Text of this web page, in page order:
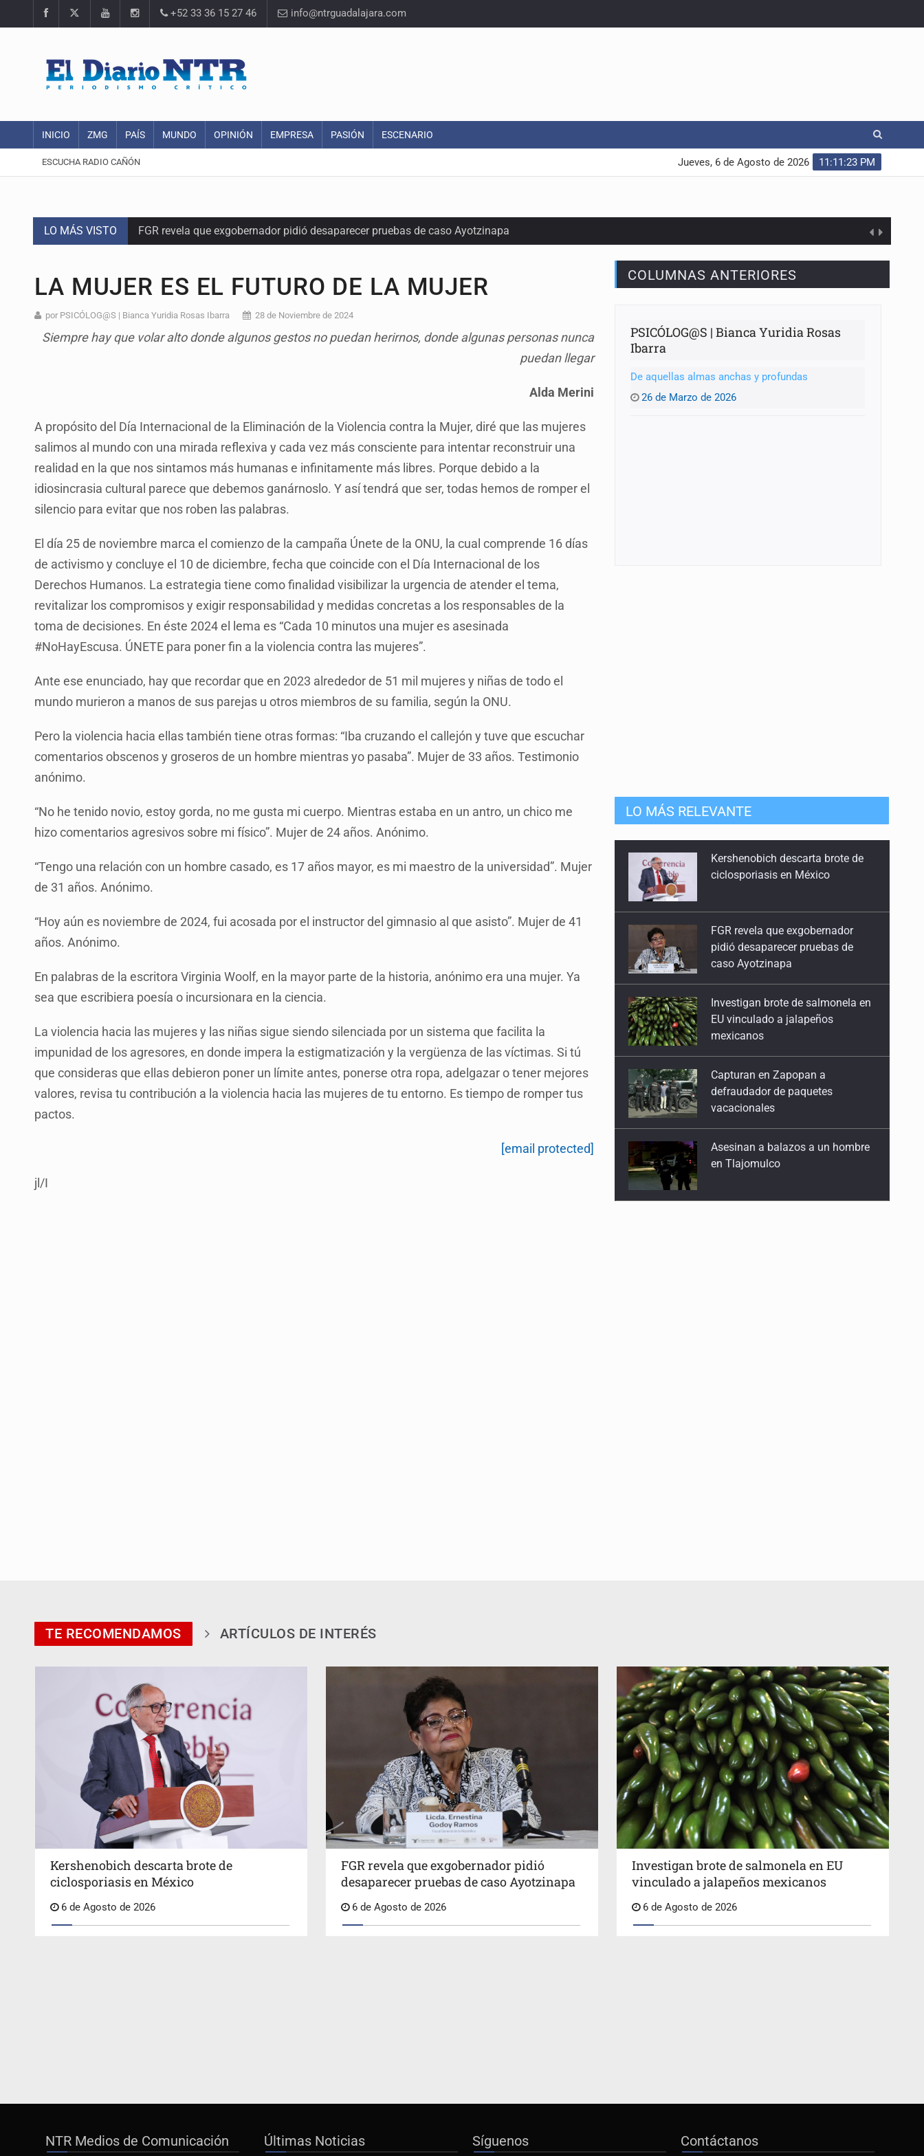
+52 33 36 15 27 46 info@ntrguadalajara.com
INICIO ZMG PAÍS MUNDO OPINIÓN EMPRESA PASIÓN ESCENARIO
ESCUCHA RADIO CAÑÓN 11:11:23 PM
Jueves, 6 de Agosto de 2026
LO MÁS VISTO FGR revela que exgobernador pidió desaparecer pruebas de caso Ayotzinapa
Adulto mayor pierde la vida en incendio de una vivienda en Oblatos
Asesinan a balazos a un hombre en calles de El Salto
Jalisco mantiene la búsqueda de 21 adolescentes desaparecidos durante julio
Desarticulan en Cataluña célula del CJNG y decomisan 2.5 toneladas de metanfetamina
Fallece monseñor Carlos Garfias Merlos, arzobispo emérito de Morelia
LA MUJER ES EL FUTURO DE LA MUJER
por PSICÓLOG@S | Bianca Yuridia Rosas Ibarra 28 de Noviembre de 2024
Siempre hay que volar alto donde algunos gestos no puedan herirnos, donde algunas personas nunca
puedan llegar
Alda Merini
A propósito del Día Internacional de la Eliminación de la Violencia contra la Mujer, diré que las mujeres
salimos al mundo con una mirada reflexiva y cada vez más consciente para intentar reconstruir una
realidad en la que nos sintamos más humanas e infinitamente más libres. Porque debido a la
idiosincrasia cultural parece que debemos ganárnoslo. Y así tendrá que ser, todas hemos de romper el
silencio para evitar que nos roben las palabras.
El día 25 de noviembre marca el comienzo de la campaña Únete de la ONU, la cual comprende 16 días
de activismo y concluye el 10 de diciembre, fecha que coincide con el Día Internacional de los
Derechos Humanos. La estrategia tiene como finalidad visibilizar la urgencia de atender el tema,
revitalizar los compromisos y exigir responsabilidad y medidas concretas a los responsables de la
toma de decisiones. En éste 2024 el lema es “Cada 10 minutos una mujer es asesinada
#NoHayEscusa. ÚNETE para poner fin a la violencia contra las mujeres”.
Ante ese enunciado, hay que recordar que en 2023 alrededor de 51 mil mujeres y niñas de todo el
mundo murieron a manos de sus parejas u otros miembros de su familia, según la ONU.
Pero la violencia hacia ellas también tiene otras formas: “Iba cruzando el callejón y tuve que escuchar
comentarios obscenos y groseros de un hombre mientras yo pasaba”. Mujer de 33 años. Testimonio
anónimo.
“No he tenido novio, estoy gorda, no me gusta mi cuerpo. Mientras estaba en un antro, un chico me
hizo comentarios agresivos sobre mi físico”. Mujer de 24 años. Anónimo.
“Tengo una relación con un hombre casado, es 17 años mayor, es mi maestro de la universidad”. Mujer
de 31 años. Anónimo.
“Hoy aún es noviembre de 2024, fui acosada por el instructor del gimnasio al que asisto”. Mujer de 41
años. Anónimo.
En palabras de la escritora Virginia Woolf, en la mayor parte de la historia, anónimo era una mujer. Ya
sea que escribiera poesía o incursionara en la ciencia.
La violencia hacia las mujeres y las niñas sigue siendo silenciada por un sistema que facilita la
impunidad de los agresores, en donde impera la estigmatización y la vergüenza de las víctimas. Si tú
que consideras que ellas debieron poner un límite antes, ponerse otra ropa, adelgazar o tener mejores
valores, revisa tu contribución a la violencia hacia las mujeres de tu entorno. Es tiempo de romper tus
pactos.
[email protected]
jl/I
COLUMNAS ANTERIORES
PSICÓLOG@S | Bianca Yuridia Rosas
Ibarra
De aquellas almas anchas y profundas
26 de Marzo de 2026
LO MÁS RELEVANTE
FGR revela que exgobernador
pidió desaparecer pruebas de
Investigan brote de salmonela en
EU vinculado a jalapeños
mexicanos
Capturan en Zapopan a
defraudador de paquetes
vacacionales
Asesinan a balazos a un hombre
en Tlajomulco
Kenia López Rabadán advierte
riesgo de censura con
TE RECOMENDAMOS
Kershenobich descarta brote de
6 de Agosto de 2026
FGR revela que exgobernador pidió
6 de Agosto de 2026
Investigan brote de salmonela en EU
6 de Agosto de 2026